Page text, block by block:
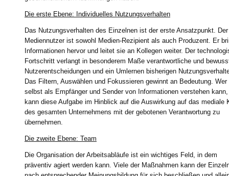
Die erste Ebene: Individuelles Nutzungsverhalten
Das Nutzungsverhalten des Einzelnen ist der erste Ansatzpunkt. Der
Mediennutzer ist sowohl Medien-Rezipient als auch Produzent. Er
Informationen hervor und leitet sie an Kollegen weiter. Der
Fortschritt verlangt in besonderem Maße verantwortliche und
Nutzerentscheidungen und ein Umlernen bisherigen
Das Filtern, Auswählen und Fokussieren gewinnt an Bedeutung.
selbst als Empfänger und Sender von Informationen verstehen kann,
kann diese Aufgabe im Hinblick auf die Auswirkung auf das mediale
des gesamten Unternehmens mit der gebotenen Verantwortung zu
übernehmen.
Die zweite Ebene: Team
Die Organisation der Arbeitsabläufe ist ein wichtiges Feld, in dem
präventiv agiert werden kann. Viele der Maßnahmen kann der